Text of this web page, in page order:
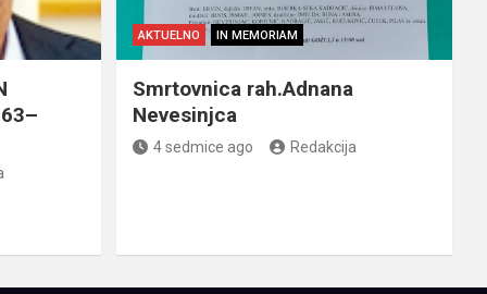
AKTUELNO IN MEMORIAM
Smrtovnica rah.Adnana
Nevesinjca
4 sedmice ago Redakcija